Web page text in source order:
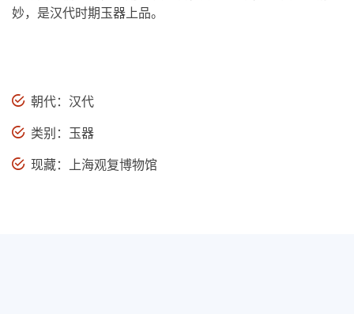
妙，是汉代时期玉器上品。
朝代：汉代
类别：玉器
现藏：上海观复博物馆